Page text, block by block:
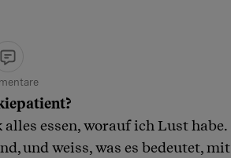
essen, worauf ich Lust habe.
und weiss, was es bedeutet, mit